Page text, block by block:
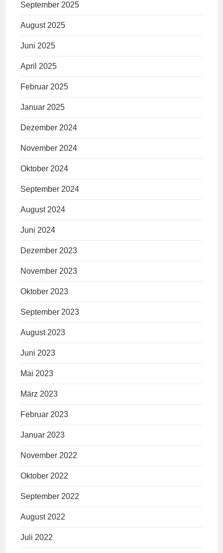
September 2025
August 2025
Juni 2025
April 2025
Februar 2025
Januar 2025
Dezember 2024
November 2024
Oktober 2024
September 2024
August 2024
Juni 2024
Dezember 2023
November 2023
Oktober 2023
September 2023
August 2023
Juni 2023
Mai 2023
März 2023
Februar 2023
Januar 2023
November 2022
Oktober 2022
September 2022
August 2022
Juli 2022